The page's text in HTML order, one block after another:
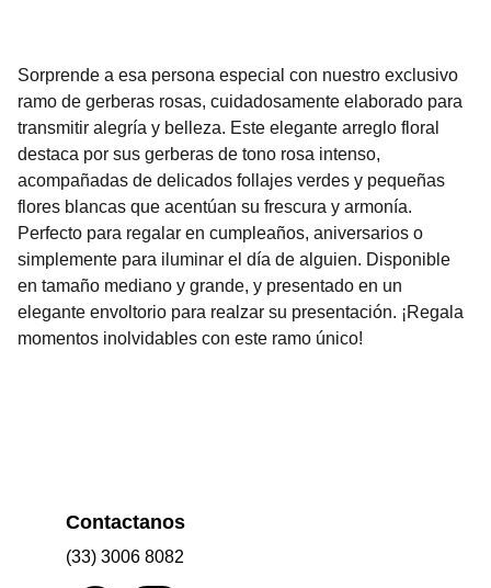
Sorprende a esa persona especial con nuestro exclusivo
ramo de gerberas rosas, cuidadosamente elaborado para
transmitir alegría y belleza. Este elegante arreglo floral
destaca por sus gerberas de tono rosa intenso,
acompañadas de delicados follajes verdes y pequeñas
flores blancas que acentúan su frescura y armonía.
Perfecto para regalar en cumpleaños, aniversarios o
simplemente para iluminar el día de alguien. Disponible
en tamaño mediano y grande, y presentado en un
elegante envoltorio para realzar su presentación. ¡Regala
momentos inolvidables con este ramo único!
Contactanos
(33) 3006 8082